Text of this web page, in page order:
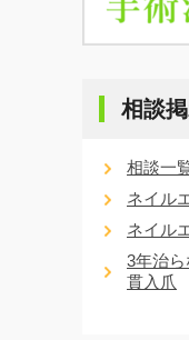
相談
相談一
ネイル
ネイル
3年治ら
貫入爪